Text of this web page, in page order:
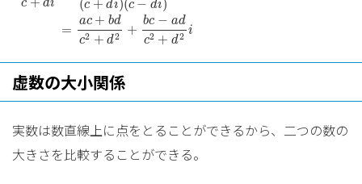
c di (c + di)(c − di)
=
ac + bd
c2 + d2 +
bc − ad
c2 + d2 i
虚数の大小関係
実数は数直線上に点をとることができるから、二つの数の
大きさを比較することができる。